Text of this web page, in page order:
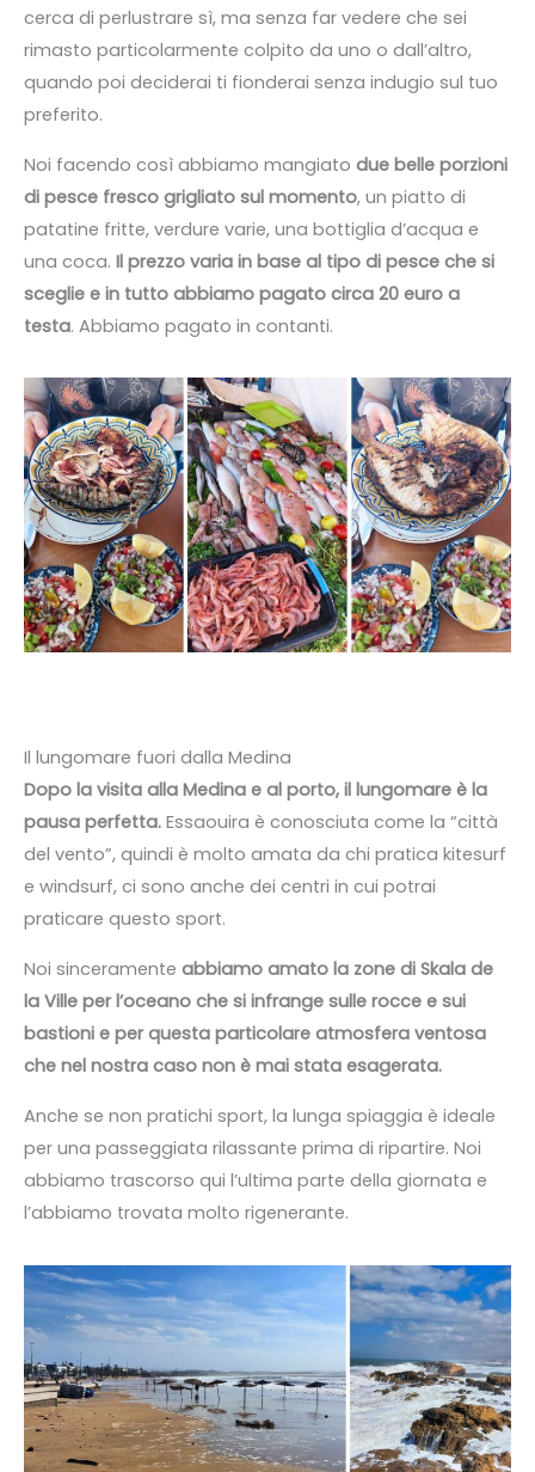
cerca di perlustrare sì, ma senza far vedere che sei
rimasto particolarmente colpito da uno o dall’altro,
quando poi deciderai ti fionderai senza indugio sul tuo
preferito.
Noi facendo così abbiamo mangiato due belle porzioni
di pesce fresco grigliato sul momento, un piatto di
patatine fritte, verdure varie, una bottiglia d’acqua e
una coca. Il prezzo varia in base al tipo di pesce che si
sceglie e in tutto abbiamo pagato circa 20 euro a
testa. Abbiamo pagato in contanti.
Il lungomare fuori dalla Medina
Dopo la visita alla Medina e al porto, il lungomare è la
pausa perfetta. Essaouira è conosciuta come la “città
del vento”, quindi è molto amata da chi pratica kitesurf
e windsurf, ci sono anche dei centri in cui potrai
praticare questo sport.
Noi sinceramente abbiamo amato la zone di Skala de
la Ville per l’oceano che si infrange sulle rocce e sui
bastioni e per questa particolare atmosfera ventosa
che nel nostra caso non è mai stata esagerata.
Anche se non pratichi sport, la lunga spiaggia è ideale
per una passeggiata rilassante prima di ripartire. Noi
abbiamo trascorso qui l’ultima parte della giornata e
l’abbiamo trovata molto rigenerante.